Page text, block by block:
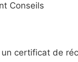
Conseils
certificat de